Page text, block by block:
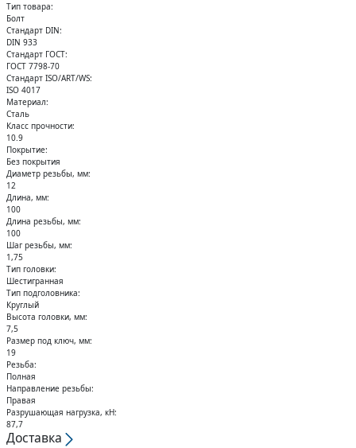
Кольца стопорные
Тип товара:
Болт
Стандарт DIN:
DIN 933
Стандарт ГОСТ:
ГОСТ 7798-70
Стандарт ISO/ART/WS:
ISO 4017
Материал:
Сталь
Класс прочности:
10.9
Покрытие:
Без покрытия
Диаметр резьбы, мм:
12
Длина, мм:
100
Длина резьбы, мм:
100
Шаг резьбы, мм:
1,75
Тип головки:
Шестигранная
Тип подголовника:
Круглый
Высота головки, мм:
7,5
Размер под ключ, мм:
19
Резьба:
Полная
Направление резьбы:
Правая
Разрушающая нагрузка, кН:
87,7
Доставка